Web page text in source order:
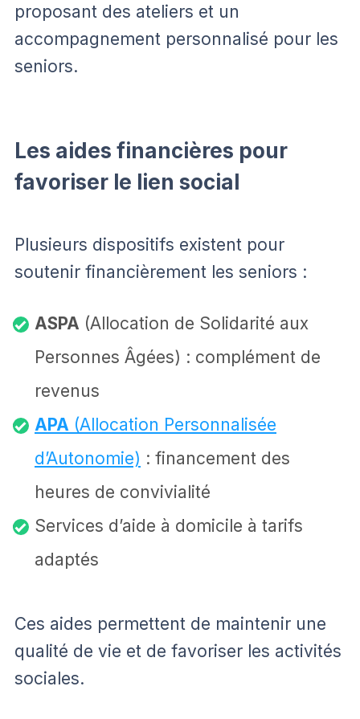
proposant des ateliers et un
accompagnement personnalisé pour les
seniors.
Les aides financières pour
favoriser le lien social
Plusieurs dispositifs existent pour
soutenir financièrement les seniors :
ASPA (Allocation de Solidarité aux
Personnes Âgées) : complément de
revenus
APA (Allocation Personnalisée
d’Autonomie) : financement des
heures de convivialité
Services d’aide à domicile à tarifs
adaptés
Ces aides permettent de maintenir une
qualité de vie et de favoriser les activités
sociales.